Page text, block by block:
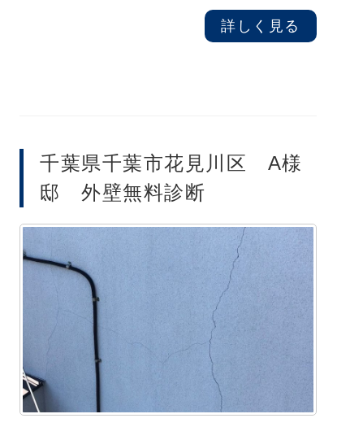
詳しく見る
千葉県千葉市花見川区 A様
邸 外壁無料診断